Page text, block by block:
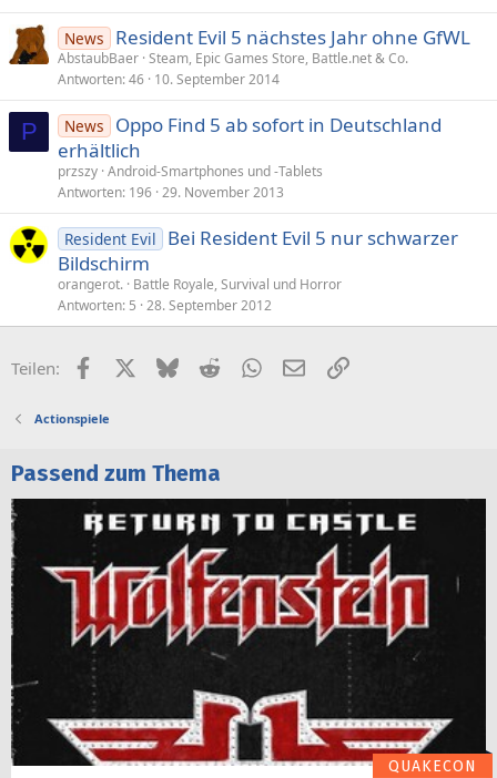
News Resident Evil 5 nächstes Jahr ohne GfWL
AbstaubBaer Steam, Epic Games Store, Battle.net & Co.
Antworten 46 10. September 2014
P News
Oppo Find 5 ab sofort in Deutschland
erhältlich
przszy Android-Smartphones und -Tablets
Antworten 196 29. November 2013
Resident Evil
Bei Resident Evil 5 nur schwarzer
Bildschirm
orangerot. Battle Royale, Survival und Horror
Antworten 5 28. September 2012
Teilen: FacebookX (Twitter)
BlueskyRedditWhatsApp
E-MailLink
Actionspiele
Passend zum Thema
QUAKECON